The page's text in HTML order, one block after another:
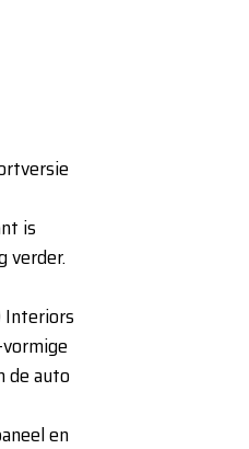
is
verder.
Interiors
de auto
en